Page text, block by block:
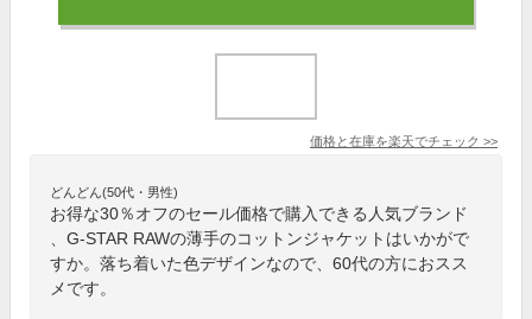
価格と在庫を楽天でチェック >>
どんどん(50代・男性)
お得な30％オフのセール価格で購入できる人気ブランド
、G-STAR RAWの薄手のコットンジャケットはいかがで
すか。落ち着いた色デザインなので、60代の方におスス
メです。